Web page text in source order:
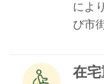
によ
び市
在